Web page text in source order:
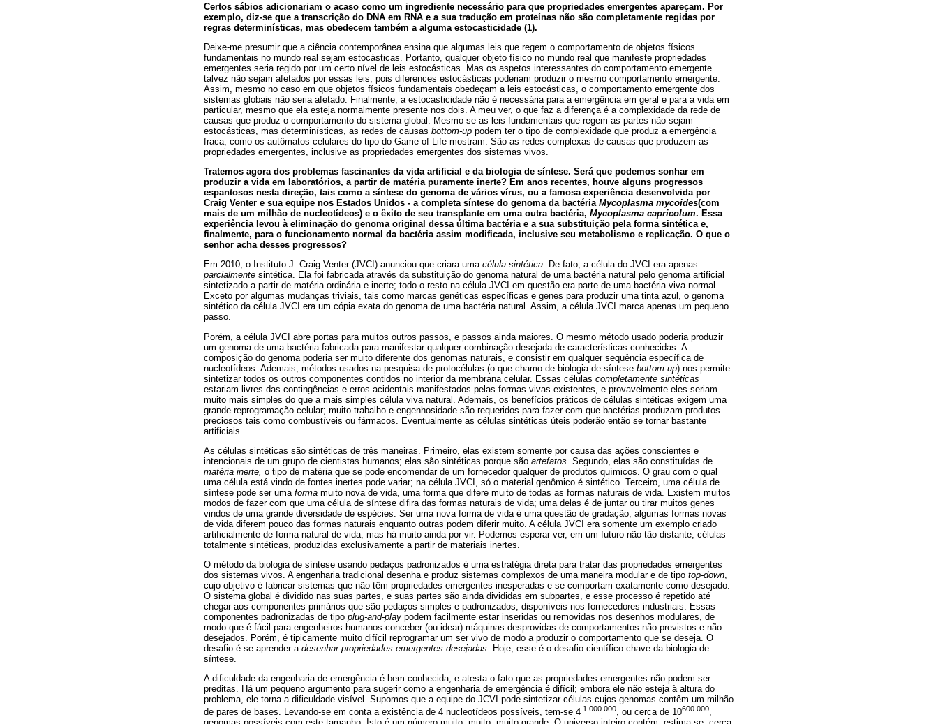
Certos sábios adicionariam o acaso como um ingrediente necessário para que propriedades emergentes apareçam. Por
exemplo, diz-se que a transcrição do DNA em RNA e a sua tradução em proteínas não são completamente regidas por
regras determinísticas, mas obedecem também a alguma estocasticidade (1).
Deixe-me presumir que a ciência contemporânea ensina que algumas leis que regem o comportamento de objetos físicos
fundamentais no mundo real sejam estocásticas. Portanto, qualquer objeto físico no mundo real que manifeste propriedades
emergentes seria regido por um certo nível de leis estocásticas. Mas os aspetos interessantes do comportamento emergente
talvez não sejam afetados por essas leis, pois diferences estocásticas poderiam produzir o mesmo comportamento emergente.
Assim, mesmo no caso em que objetos físicos fundamentais obedeçam a leis estocásticas, o comportamento emergente dos
sistemas globais não seria afetado. Finalmente, a estocasticidade não é necessária para a emergência em geral e para a vida em
particular, mesmo que ela esteja normalmente presente nos dois. A meu ver, o que faz a diferença é a complexidade da rede de
causas que produz o comportamento do sistema global. Mesmo se as leis fundamentais que regem as partes não sejam
estocásticas, mas determinísticas, as redes de causas bottom-up podem ter o tipo de complexidade que produz a emergência
fraca, como os autômatos celulares do tipo do Game of Life mostram. São as redes complexas de causas que produzem as
propriedades emergentes, inclusive as propriedades emergentes dos sistemas vivos.
Tratemos agora dos problemas fascinantes da vida artificial e da biologia de síntese. Será que podemos sonhar em
produzir a vida em laboratórios, a partir de matéria puramente inerte? Em anos recentes, houve alguns progressos
espantosos nesta direção, tais como a síntese do genoma de vários vírus, ou a famosa experiência desenvolvida por
Craig Venter e sua equipe nos Estados Unidos - a completa síntese do genoma da bactéria Mycoplasma mycoides(com
mais de um milhão de nucleotídeos) e o êxito de seu transplante em uma outra bactéria, Mycoplasma capricolum. Essa
experiência levou à eliminação do genoma original dessa última bactéria e a sua substituição pela forma sintética e,
finalmente, para o funcionamento normal da bactéria assim modificada, inclusive seu metabolismo e replicação. O que o
senhor acha desses progressos?
Em 2010, o Instituto J. Craig Venter (JVCI) anunciou que criara uma célula sintética. De fato, a célula do JVCI era apenas
parcialmente sintética. Ela foi fabricada através da substituição do genoma natural de uma bactéria natural pelo genoma artificial
sintetizado a partir de matéria ordinária e inerte; todo o resto na célula JVCI em questão era parte de uma bactéria viva normal.
Exceto por algumas mudanças triviais, tais como marcas genéticas específicas e genes para produzir uma tinta azul, o genoma
sintético da célula JVCI era um cópia exata do genoma de uma bactéria natural. Assim, a célula JVCI marca apenas um pequeno
passo.
Porém, a célula JVCI abre portas para muitos outros passos, e passos ainda maiores. O mesmo método usado poderia produzir
um genoma de uma bactéria fabricada para manifestar qualquer combinação desejada de características conhecidas. A
composição do genoma poderia ser muito diferente dos genomas naturais, e consistir em qualquer sequência específica de
nucleotídeos. Ademais, métodos usados na pesquisa de protocélulas (o que chamo de biologia de síntese bottom-up) nos permite
sintetizar todos os outros componentes contidos no interior da membrana celular. Essas células completamente sintéticas
estariam livres das contingências e erros acidentais manifestados pelas formas vivas existentes, e provavelmente eles seriam
muito mais simples do que a mais simples célula viva natural. Ademais, os benefícios práticos de células sintéticas exigem uma
grande reprogramação celular; muito trabalho e engenhosidade são requeridos para fazer com que bactérias produzam produtos
preciosos tais como combustíveis ou fármacos. Eventualmente as células sintéticas úteis poderão então se tornar bastante
artificiais.
As células sintéticas são sintéticas de três maneiras. Primeiro, elas existem somente por causa das ações conscientes e
intencionais de um grupo de cientistas humanos; elas são sintéticas porque são artefatos. Segundo, elas são constituídas de
matéria inerte, o tipo de matéria que se pode encomendar de um fornecedor qualquer de produtos químicos. O grau com o qual
uma célula está vindo de fontes inertes pode variar; na célula JVCI, só o material genômico é sintético. Terceiro, uma célula de
síntese pode ser uma forma muito nova de vida, uma forma que difere muito de todas as formas naturais de vida. Existem muitos
modos de fazer com que uma célula de síntese difira das formas naturais de vida; uma delas é de juntar ou tirar muitos genes
vindos de uma grande diversidade de espécies. Ser uma nova forma de vida é uma questão de gradação; algumas formas novas
de vida diferem pouco das formas naturais enquanto outras podem diferir muito. A célula JVCI era somente um exemplo criado
artificialmente de forma natural de vida, mas há muito ainda por vir. Podemos esperar ver, em um futuro não tão distante, células
totalmente sintéticas, produzidas exclusivamente a partir de materiais inertes.
O método da biologia de síntese usando pedaços padronizados é uma estratégia direta para tratar das propriedades emergentes
dos sistemas vivos. A engenharia tradicional desenha e produz sistemas complexos de uma maneira modular e de tipo top-down
cujo objetivo é fabricar sistemas que não têm propriedades emergentes inesperadas e se comportam exatamente como desejado.
O sistema global é dividido nas suas partes, e suas partes são ainda divididas em subpartes, e esse processo é repetido até
chegar aos componentes primários que são pedaços simples e padronizados, disponíveis nos fornecedores industriais. Essas
componentes padronizadas de tipo plug-and-play podem facilmente estar inseridas ou removidas nos desenhos modulares, de
modo que é fácil para engenheiros humanos conceber (ou idear) máquinas desprovidas de comportamentos não previstos e não
desejados. Porém, é tipicamente muito difícil reprogramar um ser vivo de modo a produzir o comportamento que se deseja. O
desafio é se aprender a desenhar propriedades emergentes desejadas.
Hoje, esse é o desafio científico chave da biologia de
síntese.
A dificuldade da engenharia de emergência é bem conhecida, e atesta o fato que as propriedades emergentes não podem ser
preditas. Há um pequeno argumento para sugerir como a engenharia de emergência é difícil; embora ele não esteja à altura do
problema, ele torna a dificuldade visível. Supomos que a equipe do JCVI pode sintetizar células cujos genomas contêm um milhão
de pares de bases. Levando-se em conta a existência de 4 nucleotídeos possíveis, tem-se 4 1.000.000, ou cerca de 10600.000,